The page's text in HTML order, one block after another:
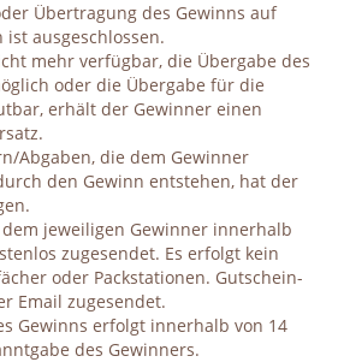
Übertragung des Gewinns auf
ist ausgeschlossen.
mehr verfügbar, die Übergabe des
oder die Übergabe für die
erhält der Gewinner einen
Abgaben, die dem Gewinner
den Gewinn entstehen, hat der
jeweiligen Gewinner innerhalb
zugesendet. Es erfolgt kein
oder Packstationen. Gutschein-
Email zugesendet.
Gewinns erfolgt innerhalb von 14
des Gewinners.